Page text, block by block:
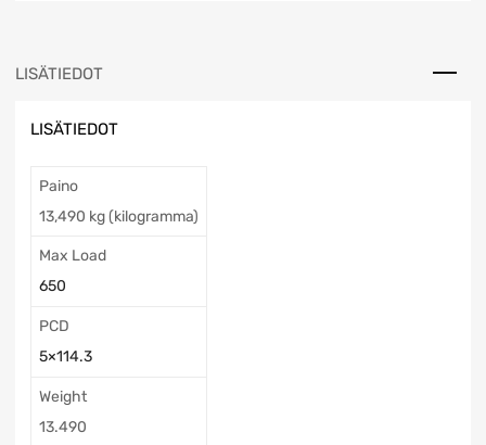
LISÄTIEDOT
LISÄTIEDOT
Paino
13,490 kg (kilogramma)
Max Load
650
PCD
5×114.3
Weight
13.490